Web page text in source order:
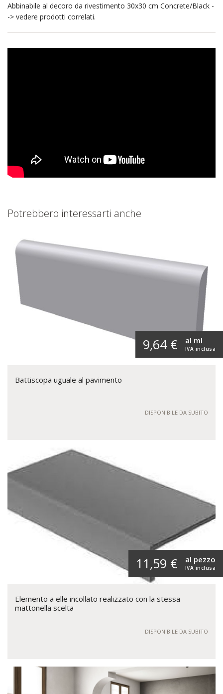
Abbinabile al decoro da rivestimento 30x30 cm Concrete/Black -
-> vedere prodotti correlati.
Potrebbero interessarti anche
9,64 € IVA inclusa
al ml
Battiscopa uguale al pavimento
DISPONIBILE DA SUBITO
11,59 € IVA inclusa
al pezzo
Elemento a elle incollato realizzato con la stessa
mattonella scelta
DISPONIBILE DA SUBITO